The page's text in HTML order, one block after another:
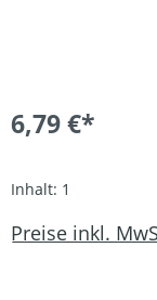
6,79 €*
Inhalt: 1
Preise inkl.